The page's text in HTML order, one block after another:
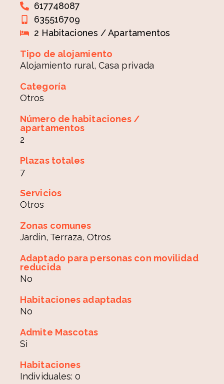
617748087
635516709
2 Habitaciones / Apartamentos
Tipo de alojamiento
Alojamiento rural, Casa privada
Categoría
Otros
Número de habitaciones /
apartamentos
2
Plazas totales
7
Servicios
Otros
Zonas comunes
Jardín, Terraza, Otros
Adaptado para personas con movilidad
reducida
No
Habitaciones adaptadas
No
Admite Mascotas
Si
Habitaciones
Individuales: 0